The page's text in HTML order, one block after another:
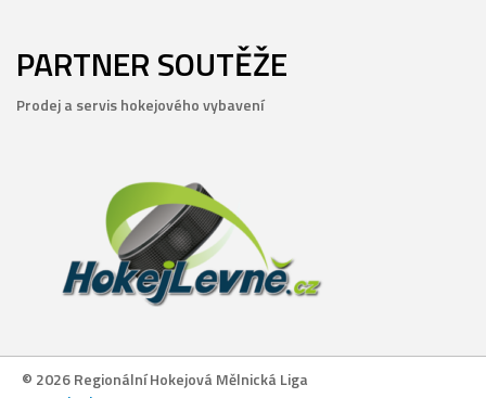
PARTNER SOUTĚŽE
Prodej a servis hokejového vybavení
© 2026 Regionální Hokejová Mělnická Liga